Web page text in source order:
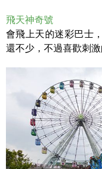
飛天神奇號
會飛上天的迷彩巴士
還不少，不過喜歡刺